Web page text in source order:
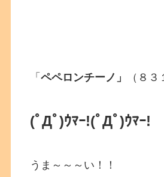
「ペペロンチーノ」 （８３
(ﾟДﾟ)ｳﾏｰ!(ﾟДﾟ)ｳﾏｰ!
うま～～～い！！